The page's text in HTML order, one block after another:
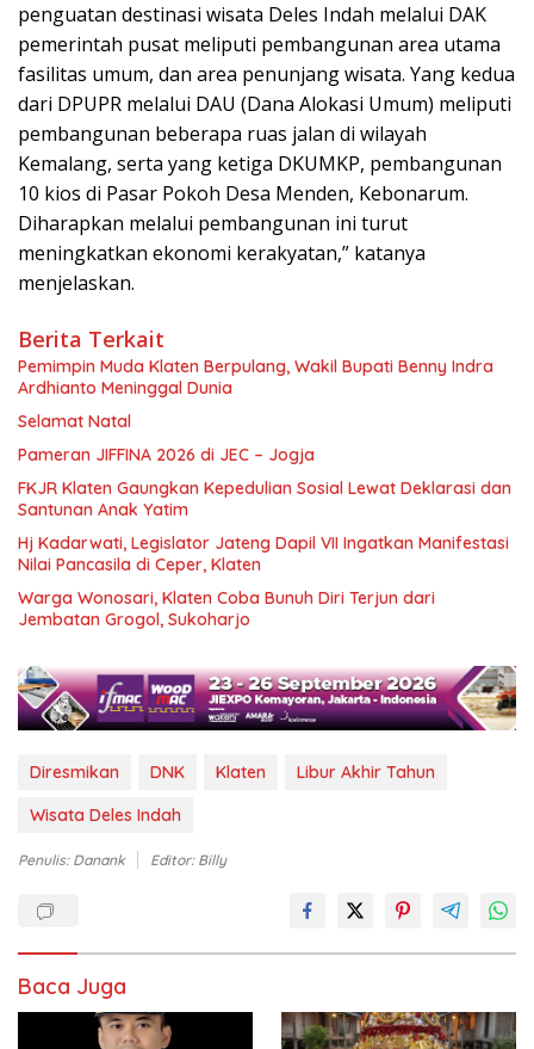
penguatan destinasi wisata Deles Indah melalui DAK
pemerintah pusat meliputi pembangunan area utama
fasilitas umum, dan area penunjang wisata. Yang kedua
dari DPUPR melalui DAU (Dana Alokasi Umum) meliputi
pembangunan beberapa ruas jalan di wilayah
Kemalang, serta yang ketiga DKUMKP, pembangunan
10 kios di Pasar Pokoh Desa Menden, Kebonarum.
Diharapkan melalui pembangunan ini turut
meningkatkan ekonomi kerakyatan,” katanya
menjelaskan.
Berita Terkait
Pemimpin Muda Klaten Berpulang, Wakil Bupati Benny Indra
Ardhianto Meninggal Dunia
Selamat Natal
Pameran JIFFINA 2026 di JEC – Jogja
FKJR Klaten Gaungkan Kepedulian Sosial Lewat Deklarasi dan
Santunan Anak Yatim
Hj Kadarwati, Legislator Jateng Dapil VII Ingatkan Manifestasi
Nilai Pancasila di Ceper, Klaten
Warga Wonosari, Klaten Coba Bunuh Diri Terjun dari
Jembatan Grogol, Sukoharjo
Diresmikan DNK Klaten
Libur Akhir Tahun
Wisata Deles Indah
Penulis: Danank Editor: Billy
Baca Juga